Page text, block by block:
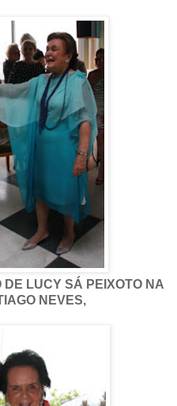
LUCY SÁ PEIXOTO NA
NEVES,